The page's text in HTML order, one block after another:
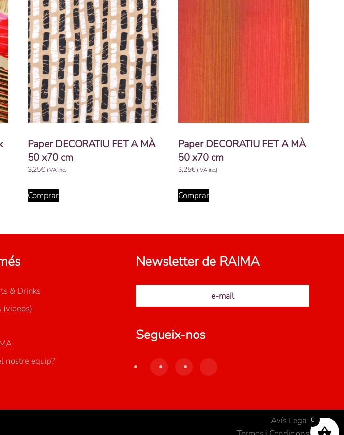
Paper DECORATIU FET A MÀ
50 x70 cm
3,25€ (IVA inc.)
Comprar
Paper DECORATIU FET A MÀ
50 x70 cm
3,25€ (IVA inc.)
Comprar
& Drinks
(videos)
nostre equip?
Newsletter de RAIMA
e-mail
Segueix-nos
Avís Legal 0